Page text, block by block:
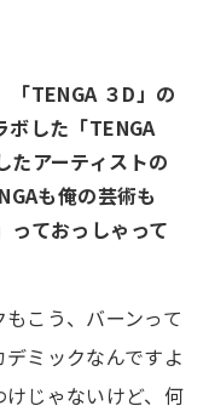
「TENGA ３D」の
ボした「TENGA
たアーティストの
も俺の芸術も
っておっしゃって
こう、バーンって
ミックなんですよ
じゃないけど、何